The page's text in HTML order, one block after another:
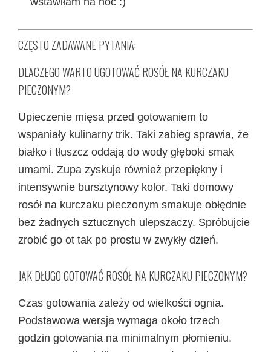
CZĘSTO ZADAWANE PYTANIA:
DLACZEGO WARTO UGOTOWAĆ ROSÓŁ NA KURCZAKU
PIECZONYM?
Upieczenie mięsa przed gotowaniem to
wspaniały kulinarny trik. Taki zabieg sprawia, że
białko i tłuszcz oddają do wody głęboki smak
umami. Zupa zyskuje również przepiękny i
intensywnie bursztynowy kolor. Taki domowy
rosół na kurczaku pieczonym smakuje obłędnie
bez żadnych sztucznych ulepszaczy. Spróbujcie
zrobić go ot tak po prostu w zwykły dzień.
JAK DŁUGO GOTOWAĆ ROSÓŁ NA KURCZAKU PIECZONYM?
Czas gotowania zależy od wielkości ognia.
Podstawowa wersja wymaga około trzech
godzin gotowania na minimalnym płomieniu.